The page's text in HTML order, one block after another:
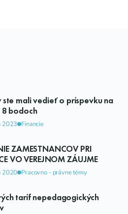
mali vedieť o príspevku na
bodoch
2023 Financie
ZAMESTNANCOV PRI
VO VEREJNOM ZÁUJME
2020 Pracovno - právne témy
taríf nepedagogických